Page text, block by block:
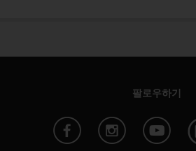
팔로우하기